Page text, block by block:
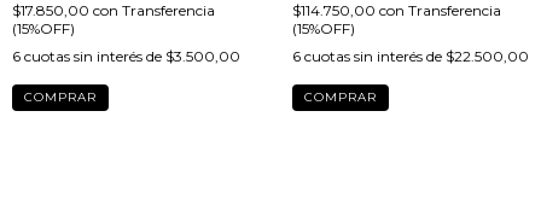
$17.850,00 con Transferencia
(15%OFF)
6 cuotas sin interés de $3.500,00
COMPRAR
$114.750,00 con Transferencia
(15%OFF)
6 cuotas sin interés de $22.500,00